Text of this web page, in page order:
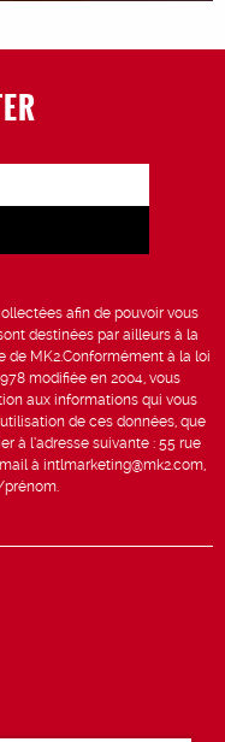
afin de pouvoir vous
destinées par ailleurs à la
de MK2.Conformément à la loi
modifiée en 2004, vous
aux informations qui vous
de ces données, que
à l’adresse suivante : 55 rue
à intlmarketing@mk2.com,